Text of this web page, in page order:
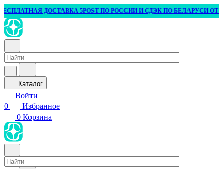
ДОСТАВКА 5POST ПО РОССИИ И СДЭК ПО БЕЛАРУСИ ОТ 3 000 ₽
Каталог
Войти
0
Избранное
0 Корзина